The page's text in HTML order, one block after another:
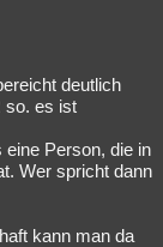
deutlich
so. es ist
Person, die in
Wer spricht dann
kann man da